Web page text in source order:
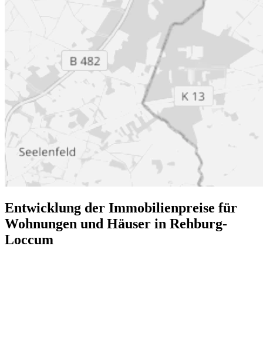
Entwicklung der Immobilienpreise für
Wohnungen und Häuser in Rehburg-
Loccum